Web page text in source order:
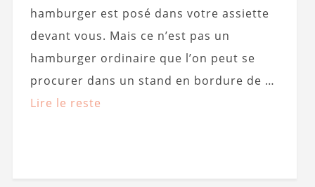
hamburger est posé dans votre assiette
devant vous. Mais ce n’est pas un
hamburger ordinaire que l’on peut se
procurer dans un stand en bordure de …
Lire le reste